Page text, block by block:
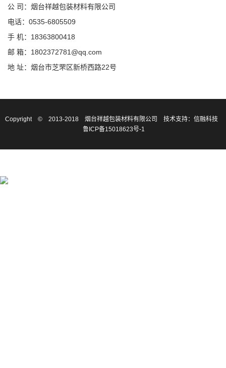
公 司：烟台祥越包装材料有限公司
电话：0535-6805509
手 机：18363800418
邮 箱：1802372781@qq.com
地 址：烟台市芝罘区新桥西路22号
Copyright © 2013-2018 烟台祥越包装材料有限公司
技术支持：信融科技
鲁ICP备15018623号-1